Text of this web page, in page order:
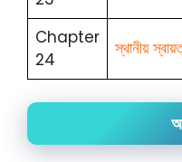
Chapter
24
স্থানীয়